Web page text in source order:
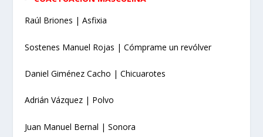
Raúl Briones | Asfixia
Sostenes Manuel Rojas | Cómprame un revólver
Daniel Giménez Cacho | Chicuarotes
Adrián Vázquez | Polvo
Juan Manuel Bernal | Sonora